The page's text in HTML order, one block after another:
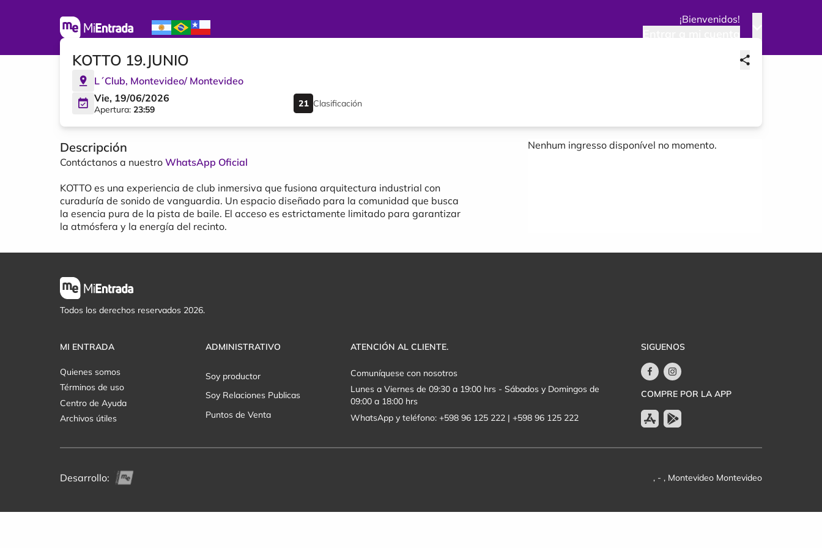
¡Bienvenidos!
KOTTO 19.JUNIO
L´Club, Montevideo/ Montevideo
Vie, 19/06/2026
Apertura: 23:59
Clasificación
Descripción
Contáctanos a nuestro WhatsApp Oficial
KOTTO es una experiencia de club inmersiva que fusiona arquitectura industrial con
curaduría de sonido de vanguardia. Un espacio diseñado para la comunidad que busca
la esencia pura de la pista de baile. El acceso es estrictamente limitado para garantizar
la atmósfera y la energía del recinto.
Nenhum ingresso disponível no momento.
Todos los derechos reservados 2026.
MI ENTRADA
Quienes somos
Términos de uso
Centro de Ayuda
Archivos útiles
ADMINISTRATIVO
Soy productor
Soy Relaciones Publicas
Puntos de Venta
ATENCIÓN AL CLIENTE.
Comuníquese con nosotros
Lunes a Viernes de 09:30 a 19:00 hrs - Sábados y Domingos de
09:00 a 18:00 hrs
WhatsApp y teléfono: +598 96 125 222 | +598 96 125 222
SIGUENOS
COMPRE POR LA APP
Desarrollo: , - , Montevideo Montevideo